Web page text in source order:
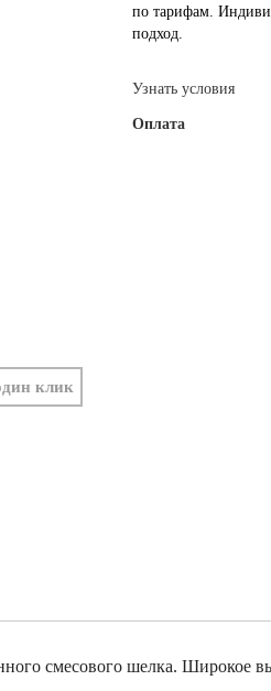
клик
по тарифам.
подход.
Узнать условия
Оплата
смесового шелка. Широкое